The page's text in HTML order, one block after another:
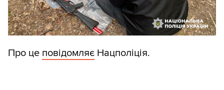
Про це повідомляє Нацполіція.